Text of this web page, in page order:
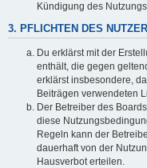
Kündigung des
3. PFLICHTEN DES
Du erklärst mit der
enthält, die gegen
erklärst insbesondere,
Beiträgen verwendeten
Der Betreiber des
diese
Regeln kann der
dauerhaft von der
Hausverbot erteilen.